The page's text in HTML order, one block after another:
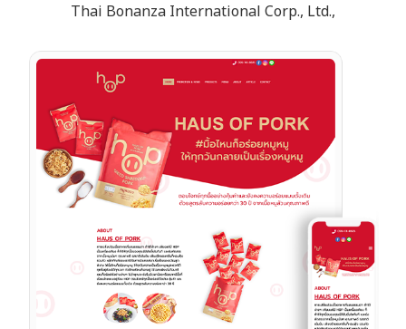
Thai Bonanza International Corp., Ltd.,